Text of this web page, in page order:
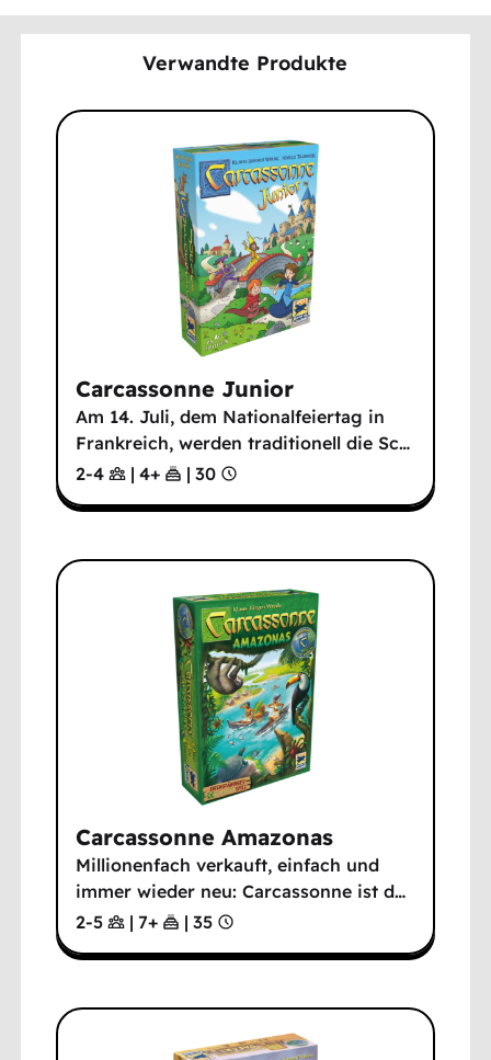
Verwandte Produkte
Carcassonne Junior
Am 14. Juli, dem Nationalfeiertag in
Frankreich, werden traditionell die Sc…
2-4
| 4+ | 30
Carcassonne Amazonas
Millionenfach verkauft, einfach und
immer wieder neu: Carcassonne ist d…
2-5
| 7+ | 35